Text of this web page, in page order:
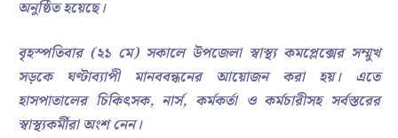
অনুষ্ঠিত হয়েছে।
বৃহস্পতিবার (২১ মে) সকালে উপজেলা স্বাস্থ্য কমপ্লেক্সের সম্মুখ
সড়কে ঘণ্টাব্যাপী মানববন্ধনের আয়োজন করা হয়। এতে
হাসপাতালের চিকিৎসক, নার্স, কর্মকর্তা ও কর্মচারীসহ সর্বস্তরের
স্বাস্থ্যকর্মীরা অংশ নেন।